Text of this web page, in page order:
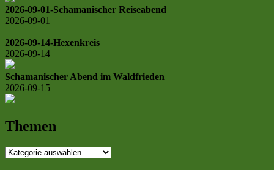
2026-09-01-Schamanischer Reiseabend
2026-09-01
2026-09-14-Hexenkreis
2026-09-14
Schamanischer Abend im Waldfrieden
2026-09-15
Themen
Themen